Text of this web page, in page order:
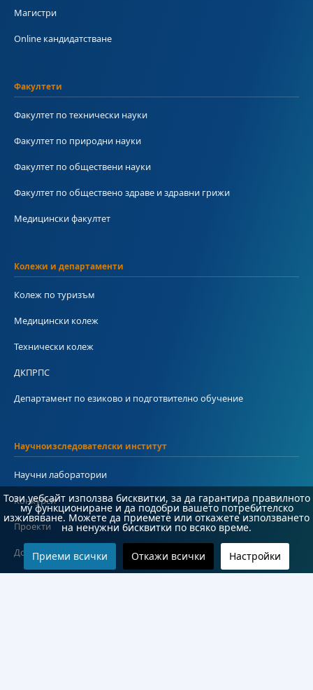
Магистри
Online кандидатстване
Факултети
Факултет по технически науки
Факултет по природни науки
Факултет по обществени науки
Факултет по обществено здраве и здравни грижи
Медицински факултет
Колежи и департаменти
Колеж по туризъм
Медицински колеж
Технически колеж
ДКПРПС
Департамент по езиково и подготвително обучение
Научноизследователски институт
Научни лаборатории
Конкурси
Проекти
Документи
Този уебсайт използва бисквитки, за да гарантира правилното
му функциониране и да подобри вашето потребителско
изживяване. Можете да приемете или откажете използването
на ненужни бисквитки по всяко време.
Приеми всички Откажи всички Настройки